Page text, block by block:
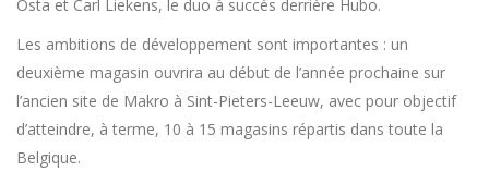
Osta et Carl Liekens, le duo à succès derrière Hubo.
Les ambitions de développement sont importantes : un
deuxième magasin ouvrira au début de l’année prochaine sur
l’ancien site de Makro à Sint-Pieters-Leeuw, avec pour objectif
d’atteindre, à terme, 10 à 15 magasins répartis dans toute la
Belgique.